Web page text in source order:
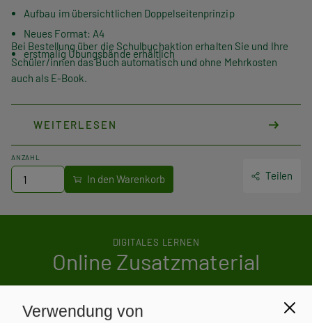
Aufbau im übersichtlichen Doppelseitenprinzip
Neues Format: A4
erstmalig Übungsbände erhältlich
Bei Bestellung über die Schulbuchaktion erhalten Sie und Ihre
Schüler/innen das Buch automatisch und ohne Mehrkosten
auch als E-Book.
WEITERLESEN
ANZAHL
Teilen
DIGITALES LERNEN
Online Zusatzmaterial
und Schüler/innen.
Verwendung von